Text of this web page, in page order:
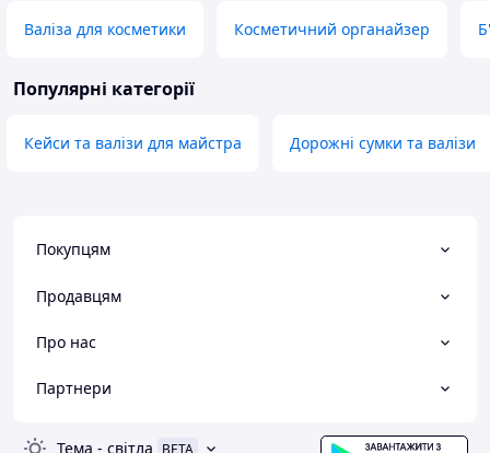
Валіза для косметики Косметичний органайзер
Популярні категорії
Кейси та валізи для майстра Дорожні сумки та валізи
Покупцям
Продавцям
Про нас
Партнери
Тема - світла